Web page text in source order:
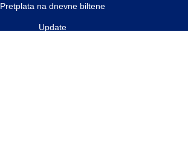
Pretplata na dnevne biltene
Update